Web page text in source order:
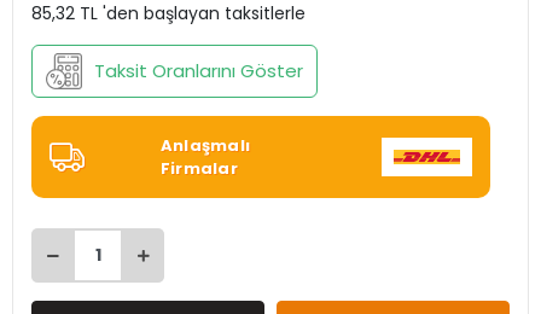
85,32 TL 'den başlayan taksitlerle
Taksit Oranlarını Göster
Anlaşmalı
Firmalar